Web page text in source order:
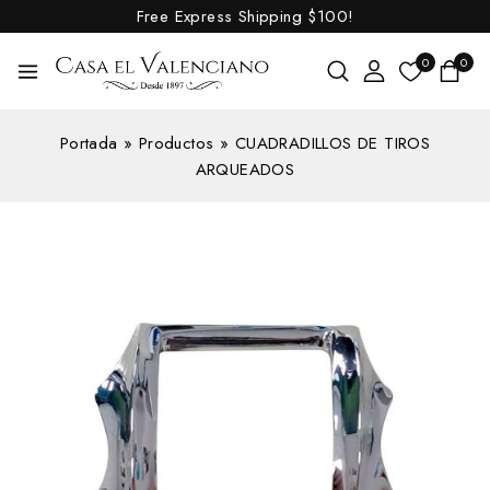
Free Express Shipping $100!
0 0
Portada » Productos » CUADRADILLOS DE TIROS
ARQUEADOS